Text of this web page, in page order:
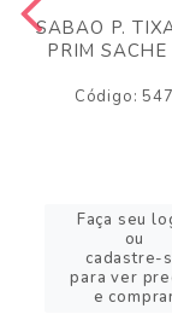
SABAO P.
PRIM
Código:
Faça seu
ou
cadastre-
para ver
e